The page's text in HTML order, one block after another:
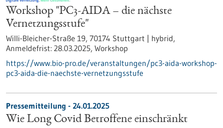
Workshop "PC3-AIDA – die nächste
Vernetzungsstufe"
Willi-Bleicher-Straße 19, 70174 Stuttgart | hybrid,
Anmeldefrist: 28.03.2025, Workshop
https://www.bio-pro.de/veranstaltungen/pc3-aida-workshop-
pc3-aida-die-naechste-vernetzungsstufe
Pressemitteilung - 24.01.2025
Wie Long Covid Betroffene einschränkt